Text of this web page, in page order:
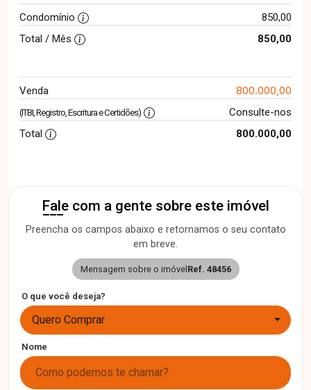
Condomínio
850,00
Total / Mês
850,00
Venda 800.000,00
(ITBI, Registro, Escritura e Certidões)
Consulte-nos
Total
800.000,00
Fale com a gente sobre este imóvel
Preencha os campos abaixo e retornamos o seu contato
em breve.
Mensagem sobre o imóvel Ref. 48456
O que você deseja?
Quero Comprar
Nome